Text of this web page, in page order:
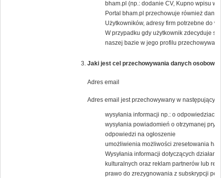
bham.pl (np.: dodanie CV, Kupno wpisu w
Portal bham.pl przechowuje również dane
Użytkowników, adresy firm potrzebne do
W przypadku gdy użytkownik zdecyduje
naszej bazie w jego profilu
Jaki jest cel przechowywania danych
Adres email
Adres email jest przechowywany w następującym
wysyłania informacji np.: o
wysyłania powiadomień o otrzymanej
odpowiedzi na ogłoszenie
umożliwienia możliwości zresetowania
Wysyłania informacji dotyczących
kulturalnych oraz reklam partnerów lub
prawo do zrezygnowania z subskrypcji